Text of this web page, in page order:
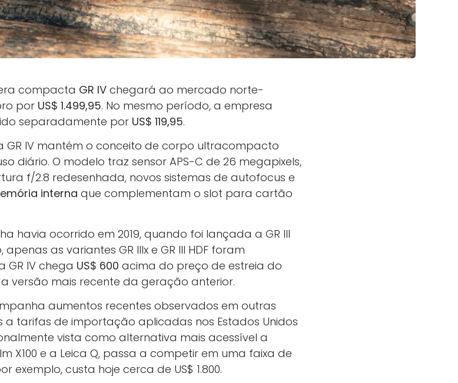
compacta GR IV chegará ao mercado norte-
por US$ 1.499,95. No mesmo período, a empresa
separadamente por US$ 119,95.
GR IV mantém o conceito de corpo ultracompacto
diário. O modelo traz sensor APS-C de 26 megapixels,
f/2.8 redesenhada, novos sistemas de autofocus e
interna que complementam o slot para cartão
havia ocorrido em 2019, quando foi lançada a GR III
as variantes GR IIIx e GR III HDF foram
GR IV chega US$ 600 acima do preço de estreia do
versão mais recente da geração anterior.
aumentos recentes observados em outras
tarifas de importação aplicadas nos Estados Unidos
vista como alternativa mais acessível a
X100 e a Leica Q, passa a competir em uma faixa de
exemplo, custa hoje cerca de US$ 1.800.